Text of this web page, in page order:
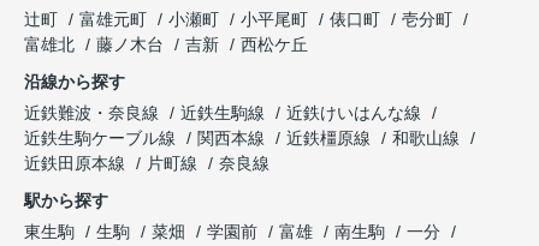
辻町
富雄元町 小瀬町 小平尾町 俵口町
壱分町
富雄北
藤ノ木台 吉新
西松ケ丘
沿線から探す
近鉄難波・奈良線
近鉄生駒線
近鉄けいはんな線
近鉄生駒ケーブル線
関西本線 近鉄橿原線
和歌山線
近鉄田原本線
片町線
奈良線
駅から探す
東生駒
生駒 菜畑 学園前 富雄 南生駒
一分